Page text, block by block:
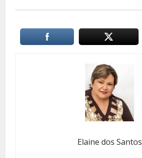
Elaine dos Santos